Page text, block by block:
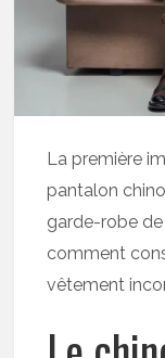
La première
pantalon
garde-robe
comment
vêtement